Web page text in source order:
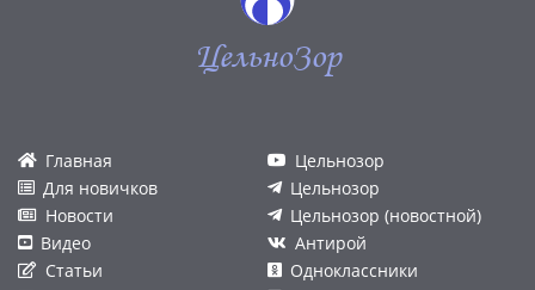
ЦельноЗор
Главная
Для новичков
Новости
Видео
Статьи
Цельнозор
Цельнозор
Цельнозор (новостной)
Антирой
Одноклассники